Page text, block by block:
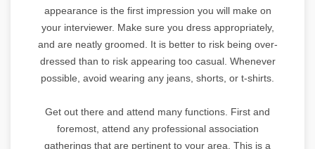
appearance is the first impression you will make on
your interviewer. Make sure you dress appropriately,
and are neatly groomed. It is better to risk being over-
dressed than to risk appearing too casual. Whenever
possible, avoid wearing any jeans, shorts, or t-shirts.
Get out there and attend many functions. First and
foremost, attend any professional association
gatherings that are pertinent to your area. This is a